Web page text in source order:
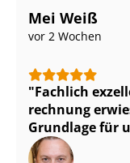
Mei Weiß
vor 2 Wochen
Fachlich
rech­nung
Grundlage für